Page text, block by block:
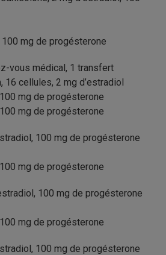
100 mg de progésterone
vous médical, 1 transfert
16 cellules, 2 mg d’estradiol
mg de progésterone
mg de progésterone
100 mg de progésterone
mg de progésterone
100 mg de progésterone
mg de progésterone
100 mg de progésterone